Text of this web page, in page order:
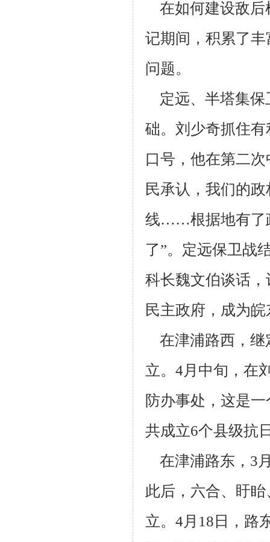
在如何建设敌后
记期间，积累了
问题。
定远、半塔集保
础。刘少奇抓住
口号，他在第二次
民承认，我们的政
线……根据地有了
了”。定远保卫战
科长魏文伯谈话
民主政府，成为
在津浦路西，继
立。4月中旬，在
防办事处，这是
共成立6个县级抗
在津浦路东，3
此后，六合、盱
立。4月18日，路